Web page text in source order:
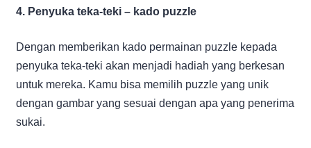
4. Penyuka teka-teki – kado puzzle
Dengan memberikan kado permainan puzzle kepada
penyuka teka-teki akan menjadi hadiah yang berkesan
untuk mereka. Kamu bisa memilih puzzle yang unik
dengan gambar yang sesuai dengan apa yang penerima
sukai.